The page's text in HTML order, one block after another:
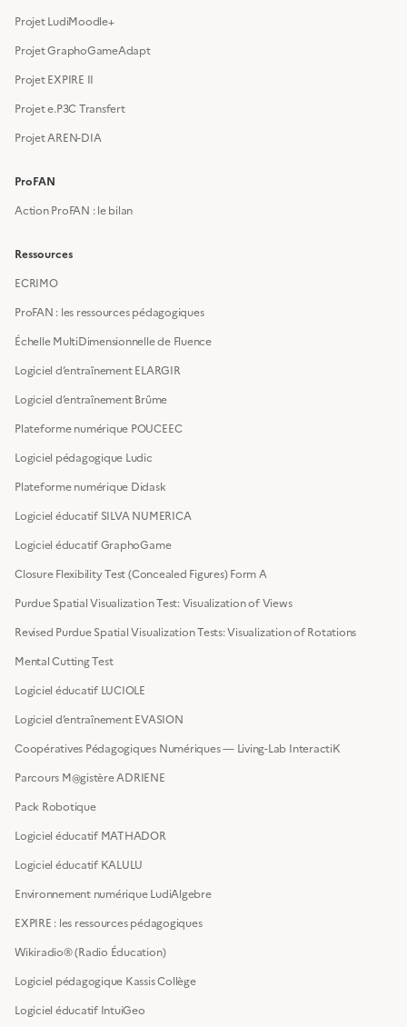
Projet LudiMoodle+
Projet GraphoGameAdapt
Projet EXPIRE II
Projet e.P3C Transfert
Projet AREN-DIA
ProFAN
Action ProFAN : le bilan
Ressources
ECRIMO
ProFAN : les ressources pédagogiques
Échelle MultiDimensionnelle de Fluence
Logiciel d’entraînement ELARGIR
Logiciel d’entraînement Brûme
Plateforme numérique POUCEEC
Logiciel pédagogique Ludic
Plateforme numérique Didask
Logiciel éducatif SILVA NUMERICA
Logiciel éducatif GraphoGame
Closure Flexibility Test (Concealed Figures) Form A
Purdue Spatial Visualization Test: Visualization of Views
Revised Purdue Spatial Visualization Tests: Visualization of Rotations
Mental Cutting Test
Logiciel éducatif LUCIOLE
Logiciel d’entraînement EVASION
Coopératives Pédagogiques Numériques — Living-Lab InteractiK
Parcours M@gistère ADRIENE
Pack Robotique
Logiciel éducatif MATHADOR
Logiciel éducatif KALULU
Environnement numérique LudiAlgebre
EXPIRE : les ressources pédagogiques
Wikiradio® (Radio Éducation)
Logiciel pédagogique Kassis Collège
Logiciel éducatif IntuiGeo